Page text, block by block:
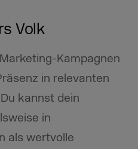
Volk
Kampagnen
in relevanten
kannst dein
in
als wertvolle